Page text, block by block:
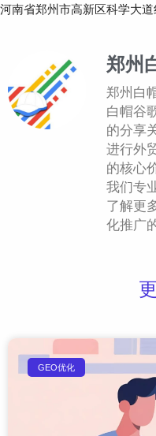
河南省郑州市高新区科学大
郑州
郑州白
白帽谷
的分享
进行外
的核心
我们专
了解更
化推广
GEO优化